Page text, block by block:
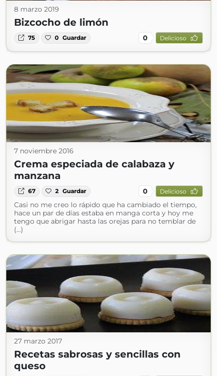
8 marzo 2019
Bizcocho de limón
75 0 Guardar 0 Delicioso
7 noviembre 2016
Crema especiada de calabaza y
manzana
67 2 Guardar 0 Delicioso
Casi no me creo lo rápido que ha cambiado el tiempo,
hace un par de días estaba en manga corta y hoy me
tengo que abrigar hasta las orejas para no temblar de
(...)
27 marzo 2017
Recetas sabrosas y sencillas con
queso